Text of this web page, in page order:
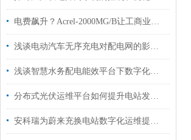
电费飙升？Acrel-2000MG/B让工商业储能“削峰填谷”省出30%成本！
浅谈电动汽车无序充电对配电网的影响及有序充电优化
浅谈智慧水务配电能效平台下数字化转型的挑战与实践
分布式光伏运维平台如何提升电站发电量
安科瑞为蔚来充换电站数字化运维提供解决方案